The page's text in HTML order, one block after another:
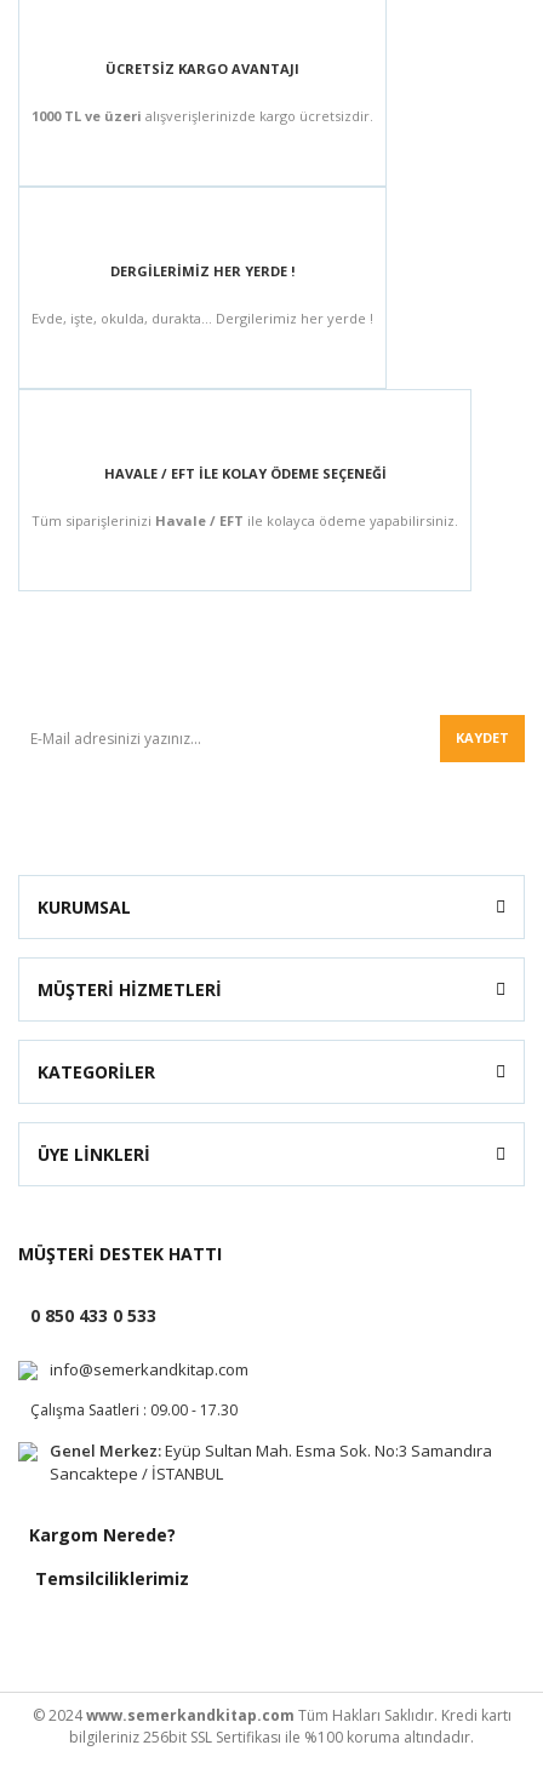
ÜCRETSİZ KARGO AVANTAJI
1000 TL ve üzeri alışverişlerinizde kargo ücretsizdir.
DERGİLERİMİZ HER YERDE !
Evde, işte, okulda, durakta... Dergilerimiz her yerde !
HAVALE / EFT İLE KOLAY ÖDEME SEÇENEĞİ
Tüm siparişlerinizi Havale / EFT ile kolayca ödeme yapabilirsiniz.
KAYDET
KURUMSAL
MÜŞTERİ HİZMETLERİ
KATEGORİLER
ÜYE LİNKLERİ
MÜŞTERİ DESTEK HATTI
0 850 433 0 533
info@semerkandkitap.com
Çalışma Saatleri : 09.00 - 17.30
Genel Merkez:Eyüp Sultan Mah. Esma Sok. No:3 Samandıra
Sancaktepe / İSTANBUL
Kargom Nerede?
Temsilciliklerimiz
© 2024www.semerkandkitap.com Tüm Hakları Saklıdır. Kredi kartı
bilgileriniz 256bit SSL Sertifikası ile %100 koruma altındadır.